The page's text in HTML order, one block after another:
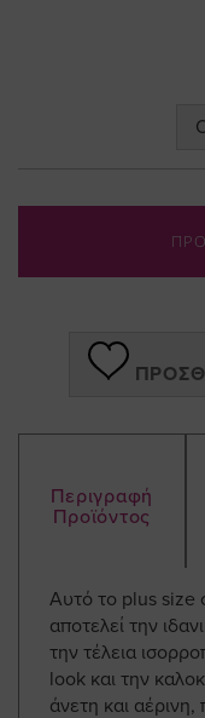
Περιγραφή
Προϊόντος
Αυτό το plus size
αποτελεί την
την τέλεια
look και την
άνετη και